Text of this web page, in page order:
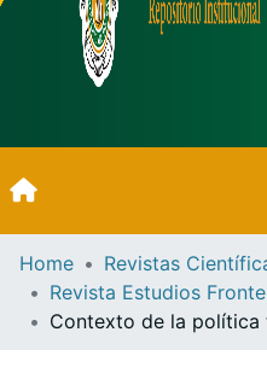
Home
Revistas